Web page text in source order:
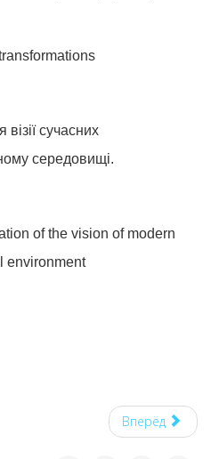
сучасних
середовищі.
of the vision of modern
environment
Вперёд